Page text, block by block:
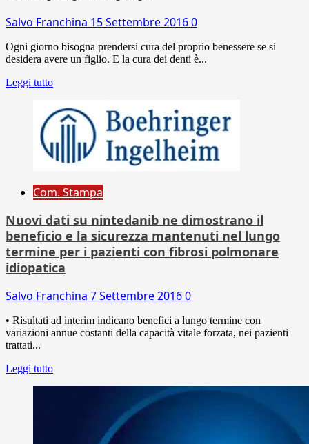
Salvo Franchina 15 Settembre 20160
Ogni giorno bisogna prendersi cura del proprio benessere se si
desidera avere un figlio. E la cura dei denti è...
Leggi tutto
Com. Stampa
Nuovi dati su nintedanib ne dimostrano il
beneficio e la sicurezza mantenuti nel lungo
termine per i pazienti con fibrosi polmonare
idiopatica
Salvo Franchina 7 Settembre 20160
• Risultati ad interim indicano benefici a lungo termine con
variazioni annue costanti della capacità vitale forzata, nei pazienti
trattati...
Leggi tutto